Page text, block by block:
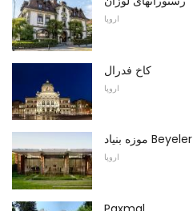
اروپا
کاخ فدرال
اروپا
موزه بنیاد Beyeler
اروپا